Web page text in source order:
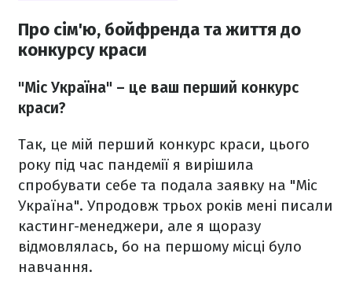
Про сім'ю, бойфренда та життя до
конкурсу краси
"Міс Україна" – це ваш перший конкурс
краси?
Так, це мій перший конкурс краси, цього
року під час пандемії я вирішила
спробувати себе та подала заявку на "Міс
Україна". Упродовж трьох років мені писали
кастинг-менеджери, але я щоразу
відмовлялась, бо на першому місці було
навчання.